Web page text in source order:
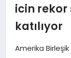
TEKNOLOJI
EKONOMI
icin rekor
katılıyor
Amerika Birleşik